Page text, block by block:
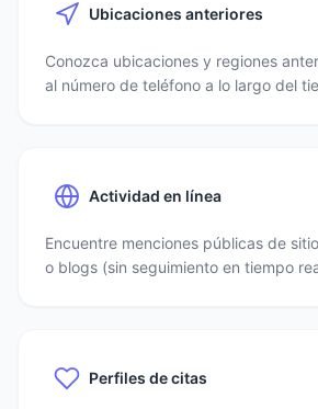
Ubicaciones anteriores
Conozca ubicaciones y regiones
al número de teléfono a lo largo del
Actividad en línea
Encuentre menciones públicas de
o blogs (sin seguimiento en tiempo
Perfiles de citas